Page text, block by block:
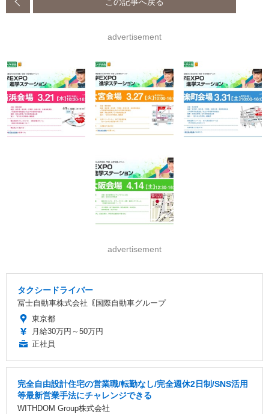
advertisement
advertisement
タクシードライバー
冨士自動車株式会社｟国際自動車グループ
東京都
月給30万円～50万円
正社員
完全自由設計住宅の営業職/転勤なし/完全週休2日制/SNS活用
等最新営業手法にチャレンジできる
WITHDOM Group株式会社